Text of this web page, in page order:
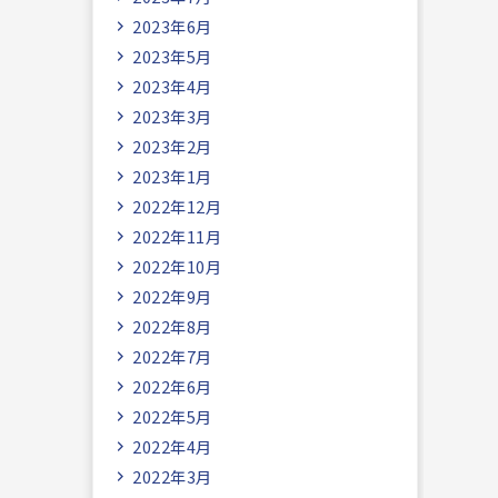
2023年6月
2023年5月
2023年4月
2023年3月
2023年2月
2023年1月
2022年12月
2022年11月
2022年10月
2022年9月
2022年8月
2022年7月
2022年6月
2022年5月
2022年4月
2022年3月